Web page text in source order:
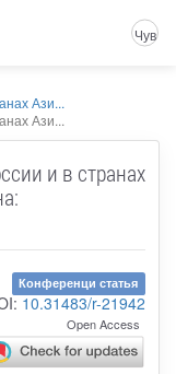
Чув
Ази...
Ази...
и в странах
Конференци статья
10.31483/r-21942
Open Access